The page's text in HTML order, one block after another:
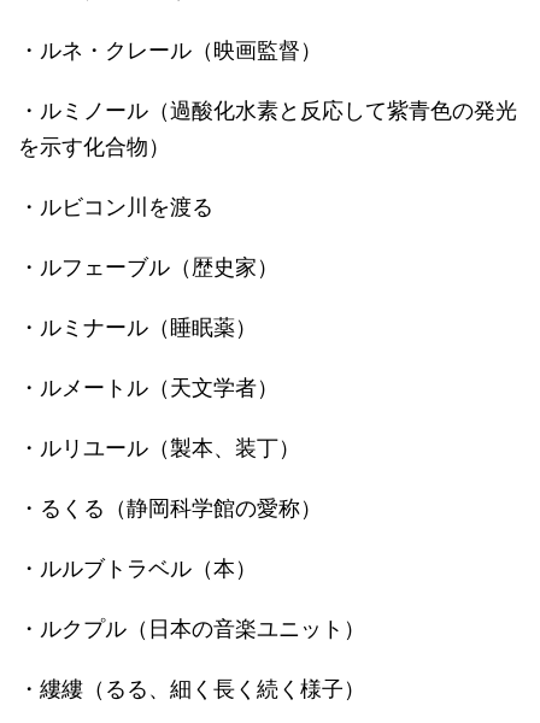
・ルネ・クレール（映画監督）
・ルミノール（過酸化水素と反応して紫青色の発光
を示す化合物）
・ルビコン川を渡る
・ルフェーブル（歴史家）
・ルミナール（睡眠薬）
・ルメートル（天文学者）
・ルリユール（製本、装丁）
・るくる（静岡科学館の愛称）
・ルルブトラベル（本）
・ルクプル（日本の音楽ユニット）
・縷縷（るる、細く長く続く様子）